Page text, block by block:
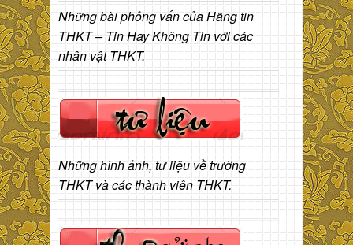
Những bài phỏng vấn của Hãng tin
THKT – Tin Hay Không Tin với các
nhân vật THKT.
Những hình ảnh, tư liệu về trường
THKT và các thành viên THKT.